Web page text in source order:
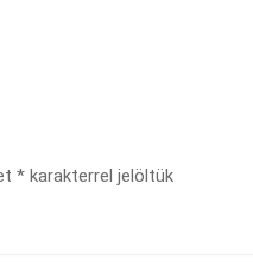
* karakterrel jelöltük